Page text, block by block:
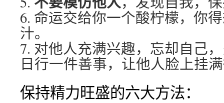
6. 命运交给你一个酸柠檬，你
汁。
7. 对他人充满兴趣，忘却自己
日行一件善事，让他人脸上挂
保持精力旺盛的六大方法：